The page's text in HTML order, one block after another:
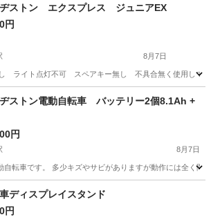
ストン エクスプレス ジュニアEX
円
8月7日
ライト点灯不可 スペアキー無し 不具合無く使用してい
駅 マウンテンバイク
ストン電動自転車 バッテリー2個8.1Ah +
円
8月7日
自転車です。 多少キズやサビがありますが動作には全く
田駅 電動アシスト自転車
ディスプレイスタンド
円